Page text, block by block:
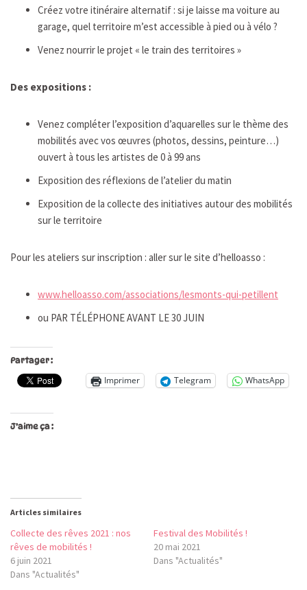
Créez votre itinéraire alternatif : si je laisse ma voiture au
garage, quel territoire m’est accessible à pied ou à vélo ?
Venez nourrir le projet « le train des territoires »
Des expositions :
Venez compléter l’exposition d’aquarelles sur le thème des
mobilités avec vos œuvres (photos, dessins, peinture…)
ouvert à tous les artistes de 0 à 99 ans
Exposition des réflexions de l’atelier du matin
Exposition de la collecte des initiatives autour des mobilités
sur le territoire
Pour les ateliers sur inscription : aller sur le site d’helloasso :
www.helloasso.com/associations/lesmonts-qui-petillent
ou PAR TÉLÉPHONE AVANT LE 30 JUIN
Partager :
Imprimer Telegram WhatsApp
J’aime ça :
Articles similaires
Collecte des rêves 2021 : nos
rêves de mobilités !
6 juin 2021
Dans "Actualités"
Festival des Mobilités !
20 mai 2021
Dans "Actualités"